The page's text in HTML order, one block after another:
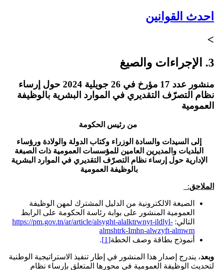
احدث القوانين
>
3. الإجراءات والصيغ
منشور عدد 17 مؤرخ في 26 جويلية 2024 حول إرساء
نظام التصرّف التقديري في الموارد البشرية بالوظيفة
العمومية
من رئيس الحكومة
إلى السيدات والسادة الوزراء وكتاب الدولة والولادة ورؤساء
البلديات والمديرين العامين للمؤسسات العمومية ذات الصبغة
الإدارية حول إرساء نظام التصرّف التقديري في الموارد البشرية
بالوظيفة العمومية
الملاحق:
الصيغة الالكترونية من الدليل المشترك لمهن الوظيفة
العمومية المنشور على بوابة رئاسة الحكومة على الرابط
التالي: https://pm.gov.tn/ar/article/alsyght-alalktrwnyt-ildlyl-
almshtrk-Imhn-alwzyft-almwm
أنموذج بطاقة وصف الخطة[1]
.
وبعد، يندرج إصدار هذا المنشور في إطار تنفيذ الاستراتيجية الوطنية
لتحديث الوظيفة العمومية في محورها المتعلق بإرساء نظام